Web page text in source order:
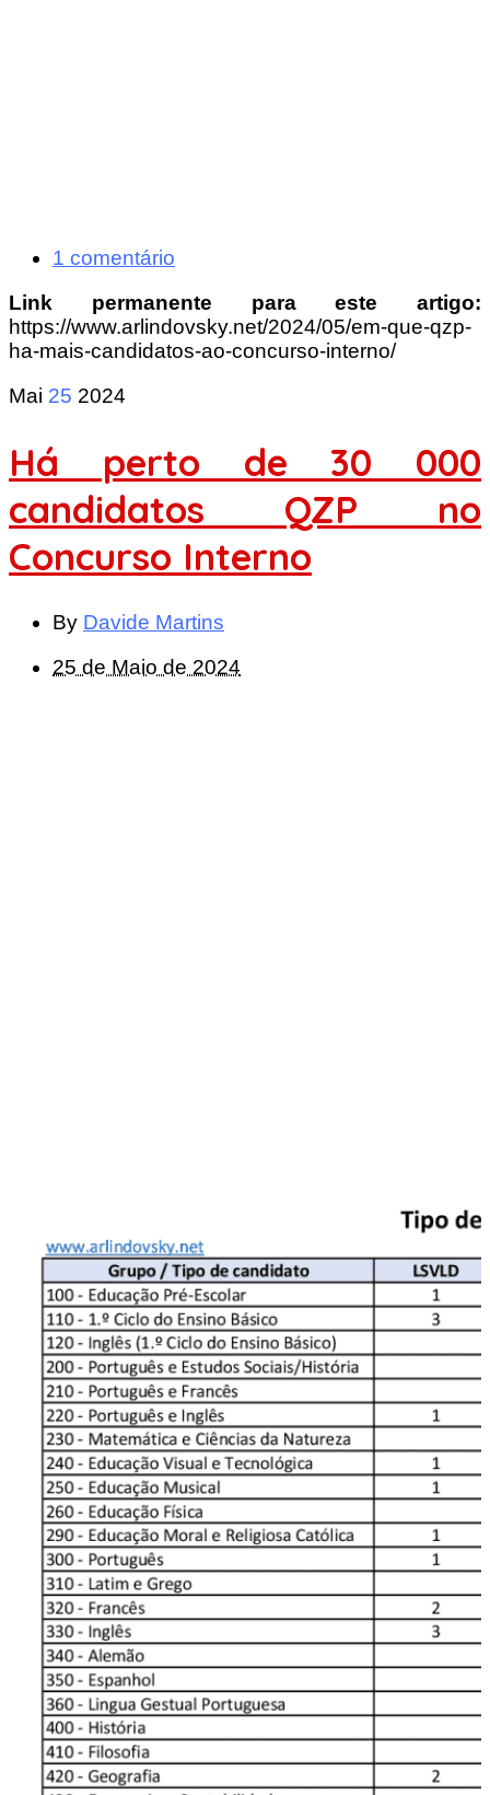
1 comentário
Link permanente para este artigo:
https://www.arlindovsky.net/2024/05/em-que-qzp-
ha-mais-candidatos-ao-concurso-interno/
Mai 25 2024
Há perto de 30 000
candidatos QZP no
Concurso Interno
By Davide Martins
25 de Maio de 2024